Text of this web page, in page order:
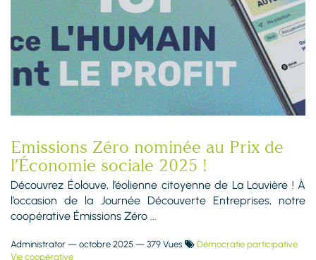
Emissions Zéro nominée au Prix de
l’Économie sociale 2025 !
Découvrez Éolouve, l’éolienne citoyenne de La Louvière ! À
l’occasion de la Journée Découverte Entreprises, notre
coopérative Émissions Zéro ...
Administrator — octobre 2025 — 379 Vues
Démocratie participative
Vie coopérative